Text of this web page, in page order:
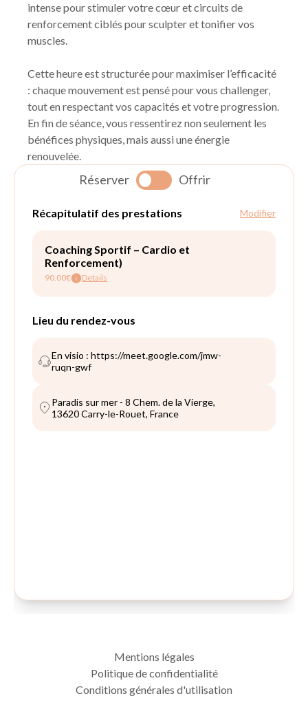
Réserver Offrir
intense pour stimuler votre cœur et circuits de
renforcement ciblés pour sculpter et tonifier vos
muscles.
Cette heure est structurée pour maximiser l’efficacité
: chaque mouvement est pensé pour vous challenger,
tout en respectant vos capacités et votre progression.
En fin de séance, vous ressentirez non seulement les
bénéfices physiques, mais aussi une énergie
renouvelée.
Mentions légales
Politique de confidentialité
Conditions générales d'utilisation